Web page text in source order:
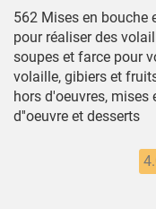
562 Mises en bouche
pour réaliser des
soupes et farce pour
volaille, gibiers et
hors d'oeuvres, mises
d''oeuvre et desserts